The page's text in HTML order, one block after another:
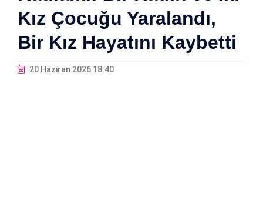
Kız Çocuğu Yaralandı,
Bir Kız Hayatını Kaybetti
20 Haziran 2026 18:40